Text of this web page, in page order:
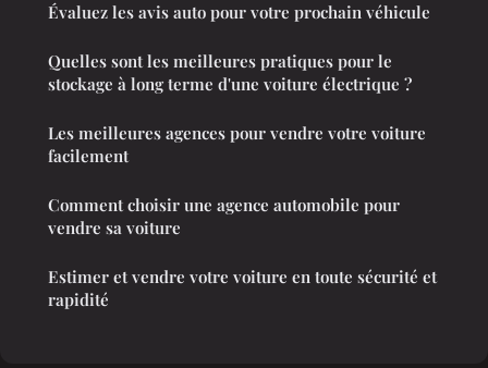
Évaluez les avis auto pour votre prochain véhicule
Quelles sont les meilleures pratiques pour le
stockage à long terme d'une voiture électrique ?
Les meilleures agences pour vendre votre voiture
facilement
Comment choisir une agence automobile pour
vendre sa voiture
Estimer et vendre votre voiture en toute sécurité et
rapidité